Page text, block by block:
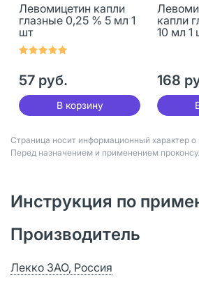
Левомицетин капли
глазные 0,25 % 5 мл 1
шт
57 руб.
В корзину
капли
10 мл 1
168
Страница носит информационный характер о
Перед назначением и применением
Инструкция по
Производитель
Лекко ЗАО, Россия